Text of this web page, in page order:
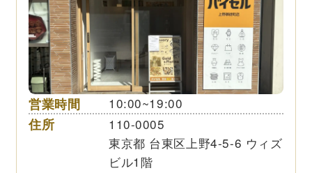
営業時間 10:00~19:00
住所
110-0005
東京都 台東区上野4-5-6 ウィズ
ビル1階